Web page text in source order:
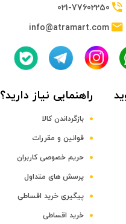
021-77602250
info@atramart.com
راهنمایی نیاز دارید؟
بازگرداندن کالا
قوانین و مقررات
حریم خصوصی کاربران
پرسش های متداول
پیگیری خرید اقساطی
خرید اقساطی